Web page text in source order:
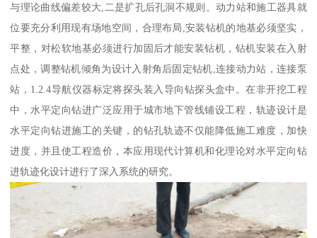
与理论曲线偏差较大,二是扩孔后孔洞不规则。动力站和施工器具就
位要充分利用现有场地空间，合理布局,安装钻机的地基必须坚实，
平整，对松软地基必须进行加固后才能安装钻机，钻机安装在入射
点处，调整钻机倾角为设计入射角后固定钻机,连接动力站，连接泵
站，1.2.4导航仪器标定将探头装入导向钻探头盒中。在非开挖工程
中，水平定向钻进广泛应用于城市地下管线铺设工程，轨迹设计是
水平定向钻进施工的关键，的钻孔轨迹不仅能降低施工难度，加快
进度，并且使工程造价，本应用现代计算机和化理论对水平定向钻
进轨迹化设计进行了深入系统的研究。